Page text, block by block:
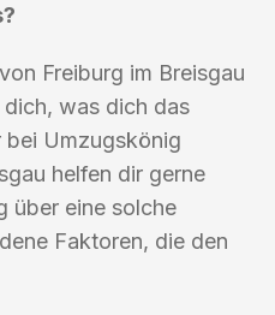
Freiburg im Breisgau
was dich das
bei Umzugskönig
helfen dir gerne
über eine solche
Faktoren, die den